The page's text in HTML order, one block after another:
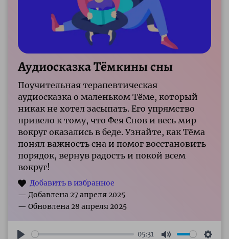
Аудиосказка Тёмкины сны
Поучительная терапевтическая
аудиосказка о маленьком Тёме, который
никак не хотел засыпать. Его упрямство
привело к тому, что Фея Снов и весь мир
вокруг оказались в беде. Узнайте, как Тёма
понял важность сна и помог восстановить
порядок, вернув радость и покой всем
вокруг!
05:31